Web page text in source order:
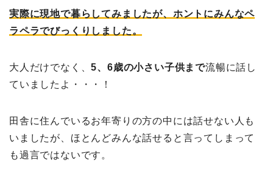
実際に現地で暮らしてみましたが、ホントにみんなペ
ラペラでびっくりしました。
大人だけでなく、5、6歳の小さい子供まで流暢に話し
ていましたよ・・・！
田舎に住んでいるお年寄りの方の中には話せない人も
いましたが、ほとんどみんな話せると言ってしまって
も過言ではないです。